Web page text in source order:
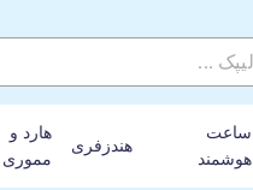
ساعت
هوشمند
هندزفری
هارد و
مموری